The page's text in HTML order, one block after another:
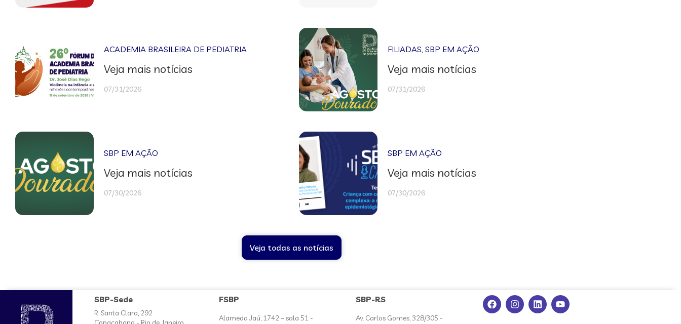
ACADEMIA BRASILEIRA DE PEDIATRIA
Veja mais notícias
07/31/2026
FILIADAS,SBP EM AÇÃO
Veja mais notícias
07/31/2026
SBP EM AÇÃO
Veja mais notícias
07/30/2026
SBP EM AÇÃO
Veja mais notícias
07/30/2026
Veja todas as notícias
SBP-Sede
R. Santa Clara, 292
FSBP
Alameda Jaú, 1742 – sala 51 -
SBP-RS
Av. Carlos Gomes, 328/305 -